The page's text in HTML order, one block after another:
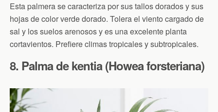
Esta palmera se caracteriza por sus tallos dorados y sus
hojas de color verde dorado. Tolera el viento cargado de
sal y los suelos arenosos y es una excelente planta
cortavientos. Prefiere climas tropicales y subtropicales.
8. Palma de kentia (Howea forsteriana)